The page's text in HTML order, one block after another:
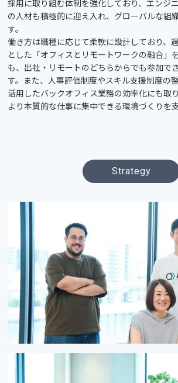
採用に取り組む体制を強化しており、エンジ
の人材も積極的に迎え入れ、グローバルな組
す。
働き方は職種に応じて柔軟に設計しており、
とした「オフィスとリモートワークの融合」
も、出社・リモートのどちらからでも参加で
す。また、人事評価制度やスキル支援制度の
活用したバックオフィス業務の効率化にも取
より本質的な仕事に集中できる環境づくりを
Strategy